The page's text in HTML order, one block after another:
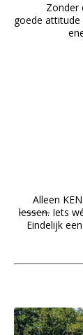
Zonder
goede
Alleen
lessen. Iets
Eindelijk